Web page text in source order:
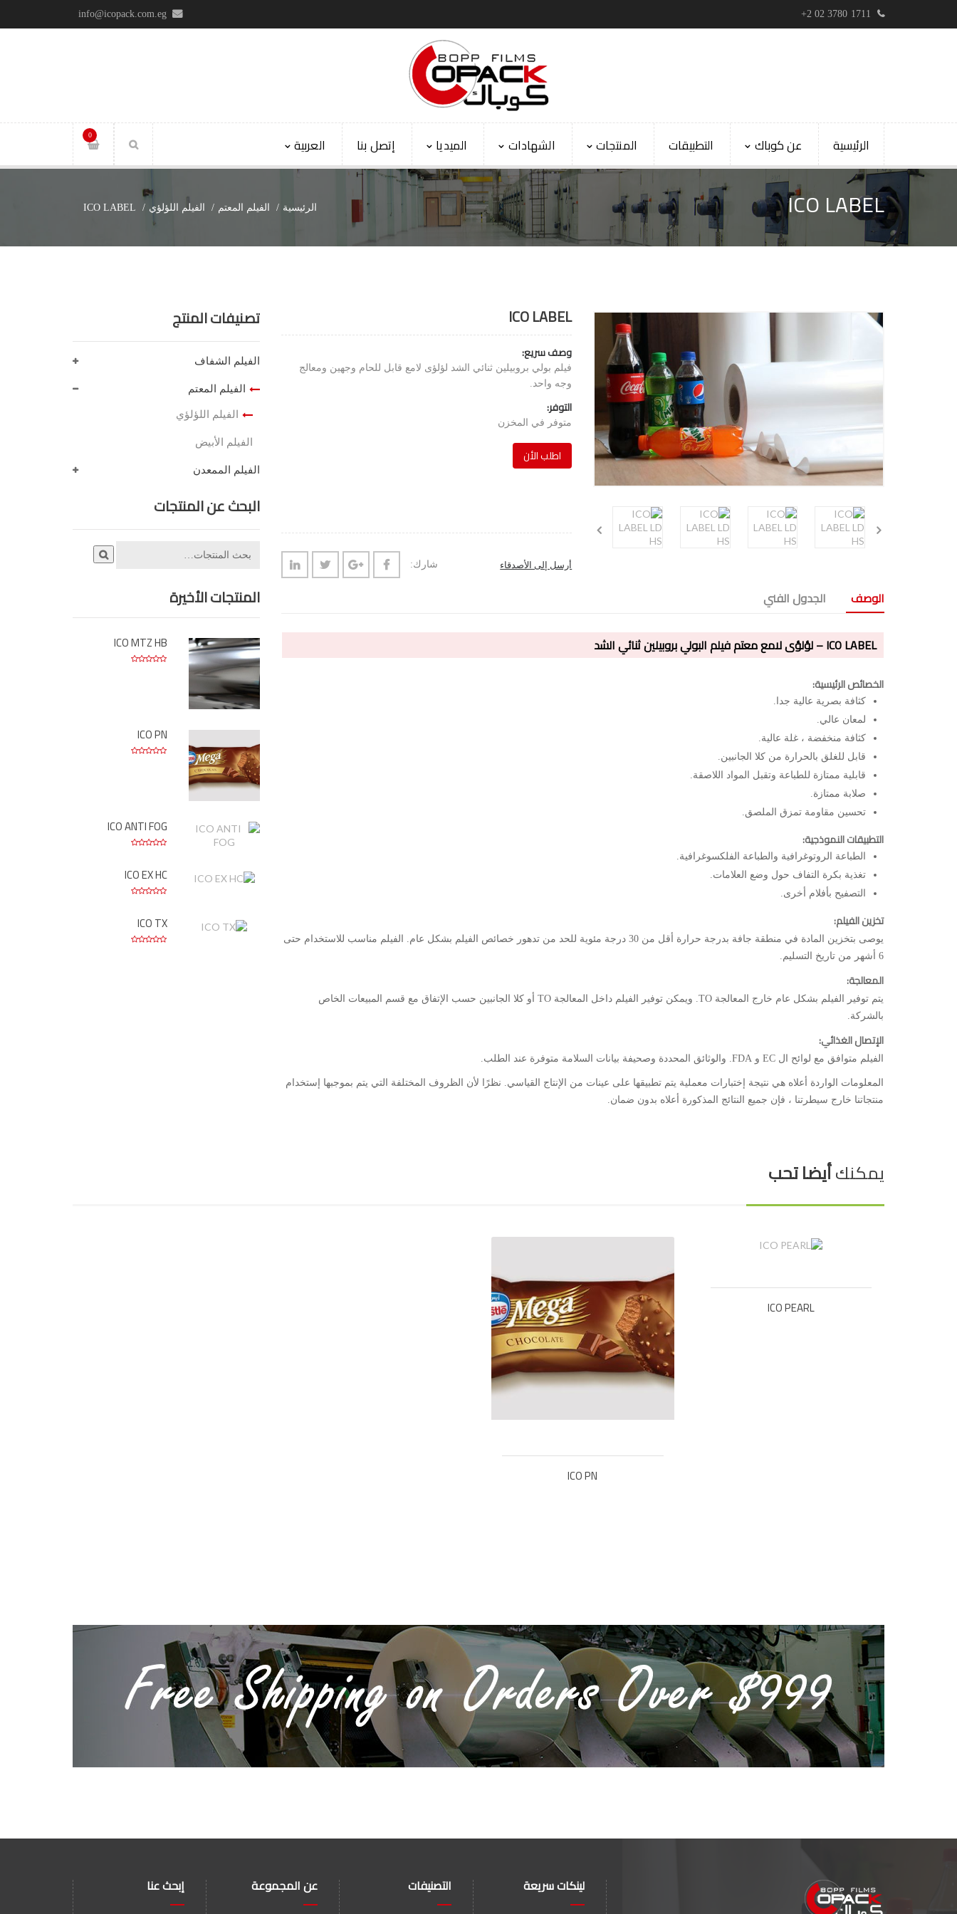
info@icopack.com.eg
الرئيسية عن كوباك التطبيقات المنتجات الشهادات الميديا إتصل بنا العربية 0
ICO LABEL الرئيسية الفيلم المعتم الفيلم اللؤلؤي ICO LABEL
ICO LABEL
وصف سريع:
فيلم بولي بروبيلين ثنائي الشد لؤلؤى لامع قابل للحام وجهين ومعالج
وجه واحد.
التوفر:
متوفر في المخزن
اطلب الأن
أرسل إلى الأصدقاء شارك:
الوصف الجدول الفني
ICO LABEL – لؤلؤى لامع معتم فيلم البولي بروبيلين ثنائي الشد
الخصائص الرئيسية:
كثافة بصرية عالية جدا.
لمعان عالي.
كثافة منخفضة ، غلة عالية.
قابل للغلق بالحرارة من كلا الجانبين.
قابلية ممتازة للطباعة وتقبل المواد اللاصقة.
صلابة ممتازة.
تحسين مقاومة تمزق الملصق.
التطبيقات النموذجية:
الطباعة الروتوغرافية والطباعة الفلكسوغرافية.
تغذية بكرة التفاف حول وضع العلامات.
التصفيح بأفلام أخرى.
تخزين الفيلم:
يوصى بتخزين المادة في منطقة جافة بدرجة حرارة أقل من 30 درجة مئوية للحد من تدهور خصائص الفيلم بشكل عام. الفيلم مناسب للاستخدام حتى
6 أشهر من تاريخ التسليم.
المعالجة:
يتم توفير الفيلم بشكل عام خارج المعالجة TO. ويمكن توفير الفيلم داخل المعالجة TO أو كلا الجانبين حسب الإتفاق مع قسم المبيعات الخاص
بالشركة.
الإتصال الغذائي:
الفيلم متوافق مع لوائح ال EC و FDA. والوثائق المحددة وصحيفة بيانات السلامة متوفرة عند الطلب.
المعلومات الواردة أعلاه هي نتيجة إختبارات معملية يتم تطبيقها على عينات من الإنتاج القياسي. نظرًا لأن الظروف المختلفة التي يتم بموجبها إستخدام
منتجاتنا خارج سيطرتنا ، فإن جميع النتائج المذكورة أعلاه بدون ضمان.
تصنيفات المنتج
الفيلم الشفاف
الفيلم المعتم
الفيلم اللؤلؤي
الفيلم الأبيض
الفيلم الممعدن
البحث عن المنتجات
المنتجات الأخيرة
ICO MTZ HB
ICO PN
ICO ANTI FOG
ICO EX HC
ICO TX
يمكنكأيضا تحب
ICO PEARL
ICO PN
لينكات سريعة التصنيفات عن المجموعة إبحث عنا